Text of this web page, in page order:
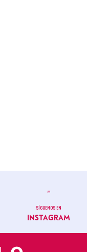
SÍGUENOS EN
INSTAGRAM